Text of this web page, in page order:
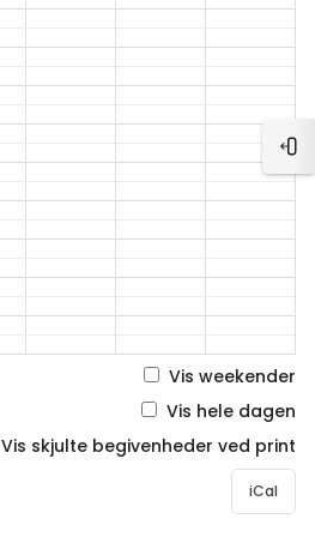
Vis weekender
Vis hele dagen
Vis skjulte begivenheder ved print
iCal